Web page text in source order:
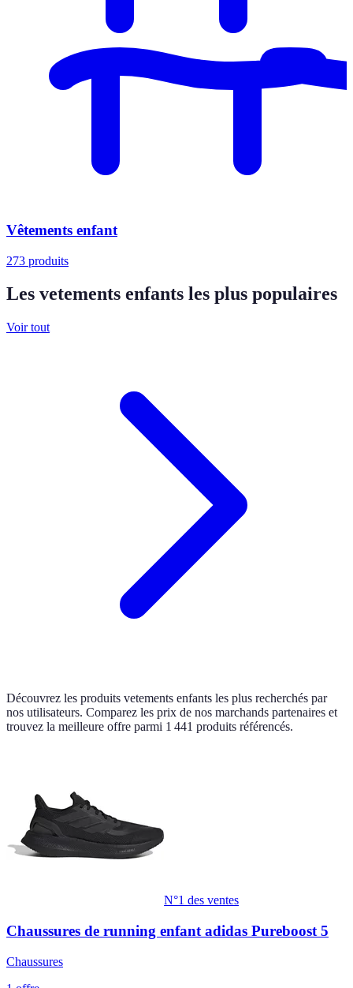
Vêtements enfant
273 produits
Les vetements enfants les plus populaires
Voir tout
Découvrez les produits vetements enfants les plus recherchés par
nos utilisateurs. Comparez les prix de nos marchands partenaires et
trouvez la meilleure offre parmi 1 441 produits référencés.
N°1 des ventes
Chaussures de running enfant adidas Pureboost 5
Chaussures